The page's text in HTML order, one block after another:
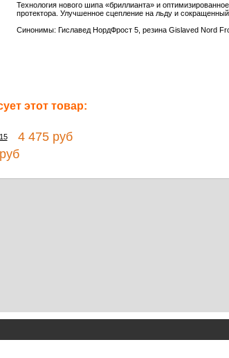
Технология нового шипа «бриллианта» и
протектора. Улучшенное сцепление на льду и
Синонимы: Гиславед НордФрост 5, резина Gislaved Nord
этот товар:
4 475 руб